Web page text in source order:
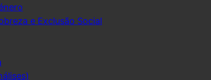
e Exclusão Social